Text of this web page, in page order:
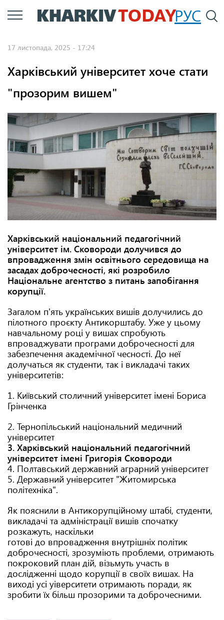
Перейти
до
РУС
17 листопада, 2025 - 17:24
Харківський університет хоче стати
"прозорим вишем"
Харківський національний педагогічний
університет ім. Сковороди долучився до
впровадження змін освітнього середовища на
засадах доброчесності, які розробило
Національне агентство з питань запобігання
корупції.
Загалом п'ять українських вишів долучились до
пілотного проєкту Антикорштабу. Уже у цьому
навчальному році у вишах спробують
впроваджувати програми доброчесності для
забезпечення академічної чесності. До неї
долучаться як студенти, так і викладачі таких
університетів:
1. Київський столичний університет імені Бориса
Грінченка
2. Тернопільський національний медичний
університет
3. Харківський національний педагогічний
університет імені Григорія Сковороди
4. Полтавський державний аграрний університет
5. Державний університет "Житомирська
політехніка".
Як пояснили в Антикорупційному штабі, студенти,
викладачі та адміністрації вишів спочатку
розкажуть, наскільки
готові до впровадження внутрішніх політик
доброчесності, зрозуміють проблеми, отримають
покроковий план дій, візьмуть участь в
дослідженні щодо корупції в своїх вишах. На
виході усі уіверситети отримають поради, як
зробити їх більш прозорими та доброчесними.